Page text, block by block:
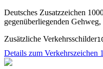
Deutsches Zusatzzeichen
gegenüberliegenden
Zusätzliche Verkehrsschilder
Details zum Verkehrszeichen